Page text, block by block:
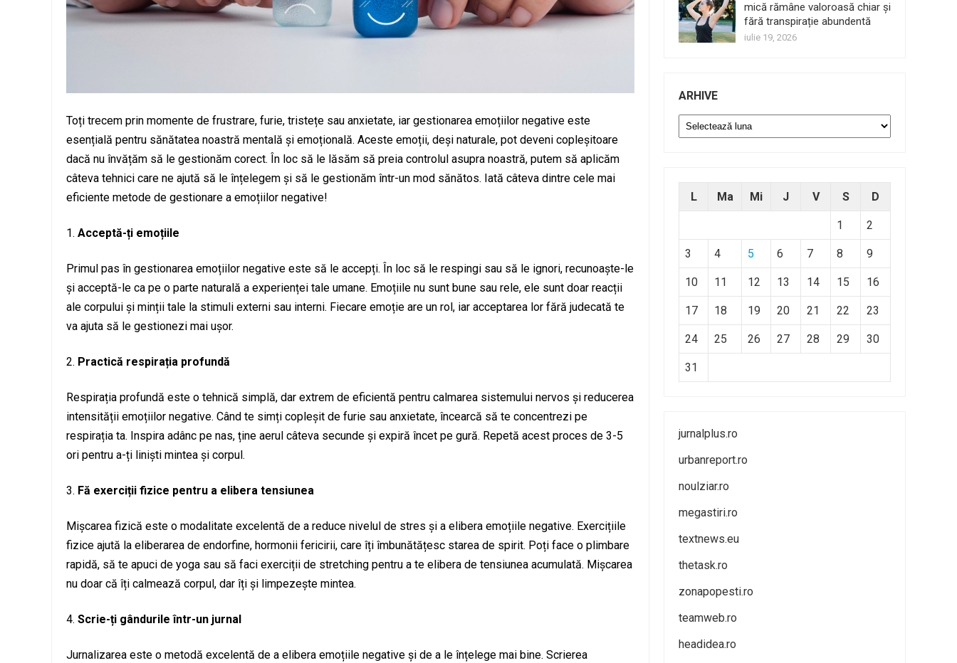
Toți trecem prin momente de frustrare, furie, tristețe sau anxietate, iar gestionarea emoțiilor negative este
esențială pentru sănătatea noastră mentală și emoțională. Aceste emoții, deși naturale, pot deveni copleșitoare
dacă nu învățăm să le gestionăm corect. În loc să le lăsăm să preia controlul asupra noastră, putem să aplicăm
câteva tehnici care ne ajută să le înțelegem și să le gestionăm într-un mod sănătos. Iată câteva dintre cele mai
eficiente metode de gestionare a emoțiilor negative!
Acceptă-ți emoțiile
Primul pas în gestionarea emoțiilor negative este să le accepți. În loc să le respingi sau să le ignori, recunoaște-le
și acceptă-le ca pe o parte naturală a experienței tale umane. Emoțiile nu sunt bune sau rele, ele sunt doar reacții
ale corpului și minții tale la stimuli externi sau interni. Fiecare emoție are un rol, iar acceptarea lor fără judecată te
va ajuta să le gestionezi mai ușor.
Practică respirația profundă
Respirația profundă este o tehnică simplă, dar extrem de eficientă pentru calmarea sistemului nervos și reducerea
intensității emoțiilor negative. Când te simți copleșit de furie sau anxietate, încearcă să te concentrezi pe
respirația ta. Inspira adânc pe nas, ține aerul câteva secunde și expiră încet pe gură. Repetă acest proces de 3-5
ori pentru a-ți liniști mintea și corpul.
Fă exerciții fizice pentru a elibera tensiunea
Mișcarea fizică este o modalitate excelentă de a reduce nivelul de stres și a elibera emoțiile negative. Exercițiile
fizice ajută la eliberarea de endorfine, hormonii fericirii, care îți îmbunătățesc starea de spirit. Poți face o plimbare
rapidă, să te apuci de yoga sau să faci exerciții de stretching pentru a te elibera de tensiunea acumulată. Mișcarea
nu doar că îți calmează corpul, dar îți și limpezește mintea.
Scrie-ți gândurile într-un jurnal
Jurnalizarea este o metodă excelentă de a elibera emoțiile negative și de a le înțelege mai bine. Scrierea
mică rămâne valoroasă chiar și
fără transpirație abundentă
iulie 19, 2026
ARHIVE
Arhive
L Ma Mi J V S D
1 2
3 4 5 6 7 8 9
10 11 12 13 14 15 16
17 18 19 20 21 22 23
24 25 26 27 28 29 30
31
jurnalplus.ro
urbanreport.ro
noulziar.ro
megastiri.ro
textnews.eu
thetask.ro
zonapopesti.ro
teamweb.ro
headidea.ro